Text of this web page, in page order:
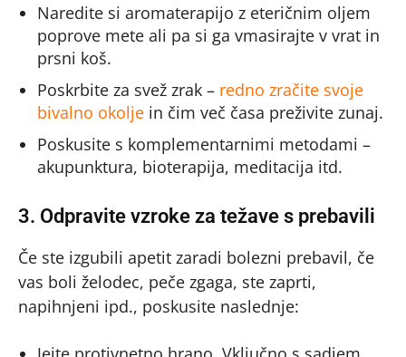
Naredite si aromaterapijo z eteričnim oljem
poprove mete ali pa si ga vmasirajte v vrat in
prsni koš.
Poskrbite za svež zrak – redno zračite svoje
bivalno okolje in čim več časa preživite zunaj.
Poskusite s komplementarnimi metodami –
akupunktura, bioterapija, meditacija itd.
3. Odpravite vzroke za težave s prebavili
Če ste izgubili apetit zaradi bolezni prebavil, če
vas boli želodec, peče zgaga, ste zaprti,
napihnjeni ipd., poskusite naslednje: